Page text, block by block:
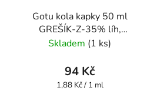
Gotu kola kapky 50 ml
GREŠÍK-Z-35% líh,
Bylinné kapky
Skladem (1 ks)
94 Kč
Měrná
1,88 Kč / 1 ml